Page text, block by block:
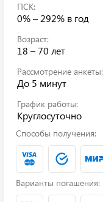
ПСК:
0% – 292% в год
Возраст:
18 – 70 лет
Рассмотрение анкеты:
До 5 минут
График работы:
Круглосуточно
Способы получения:
Варианты погашения: